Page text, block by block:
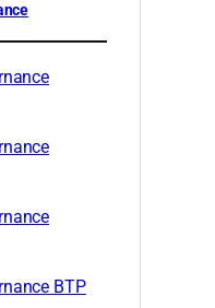
BTP